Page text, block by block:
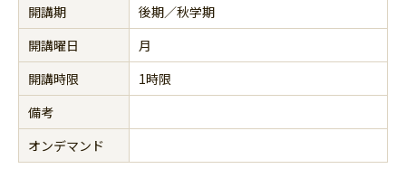
開講期
後期／秋学期
開講曜日
月
開講時限
1時限
備考
オンデマンド